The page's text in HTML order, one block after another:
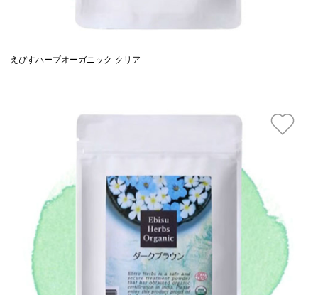
えびすハーブオーガニック クリア